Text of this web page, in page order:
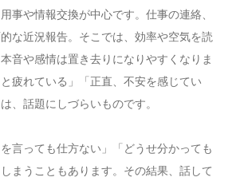
事や情報交換が中心です。仕事の連絡、
な近況報告。そこでは、効率や空気を読
音や感情は置き去りになりやすくなりま
疲れている」「正直、不安を感じてい
、話題にしづらいものです。
言っても仕方ない」「どうせ分かっても
まうこともあります。その結果、話して